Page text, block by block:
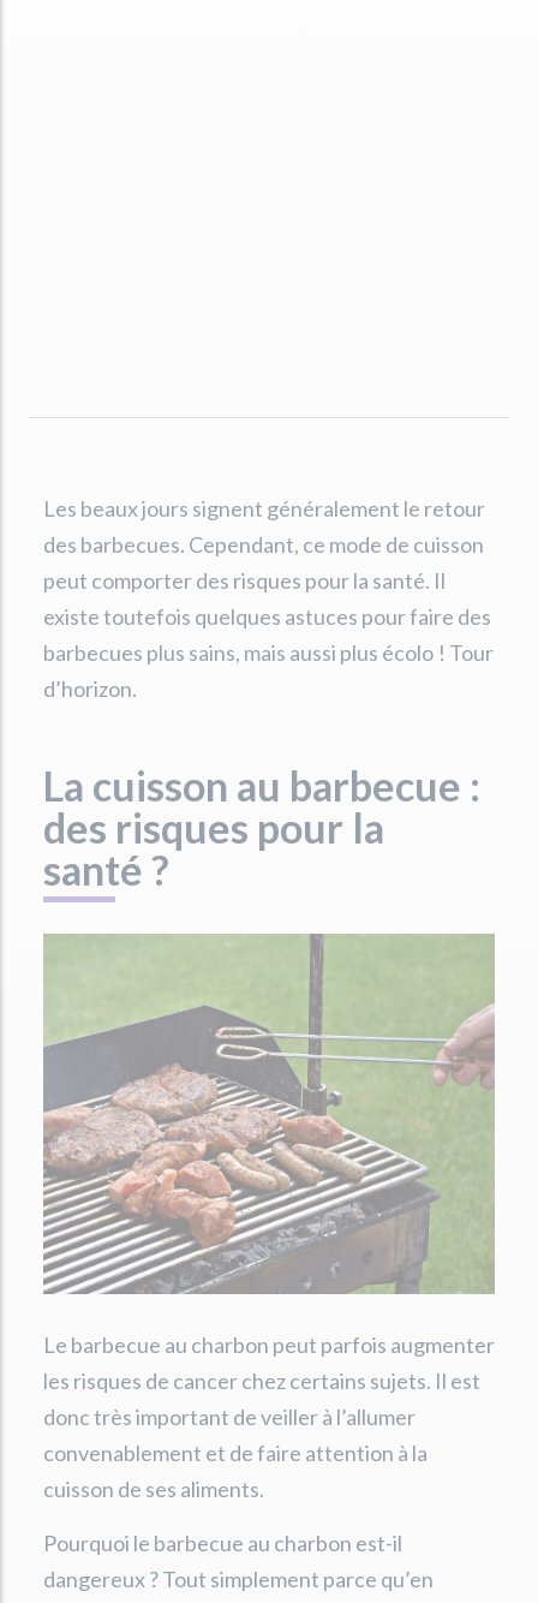
Les beaux jours signent généralement le retour
des barbecues. Cependant, ce mode de cuisson
peut comporter des risques pour la santé. Il
existe toutefois quelques astuces pour faire des
barbecues plus sains, mais aussi plus écolo ! Tour
d’horizon.
La cuisson au barbecue :
des risques pour la
santé ?
Le barbecue au charbon peut parfois augmenter
les risques de cancer chez certains sujets. Il est
donc très important de veiller à l’allumer
convenablement et de faire attention à la
cuisson de ses aliments.
Pourquoi le barbecue au charbon est-il
dangereux ? Tout simplement parce qu’en